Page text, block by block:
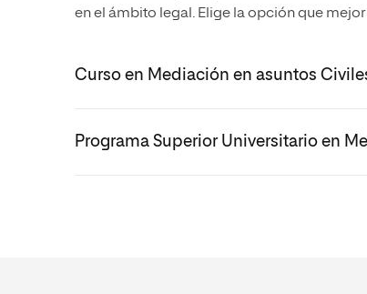
en el ámbito legal. Elige la opción que
Curso en Mediación en asuntos
Programa Superior Universitario en